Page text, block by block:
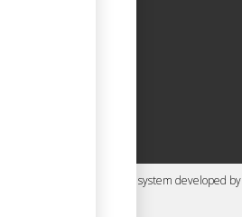
©, a content management system developed by